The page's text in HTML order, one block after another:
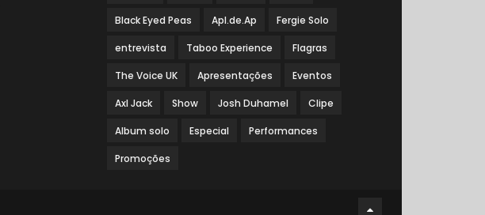
Black Eyed Peas Apl.de.Ap Fergie Solo
entrevista Taboo Experience Flagras
The Voice UK Apresentações Eventos
Axl Jack Show Josh Duhamel Clipe
Album solo Especial Performances
Promoções